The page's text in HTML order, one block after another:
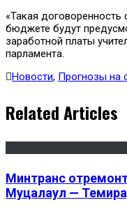
«Такая договоренность
бюджете будут
заработной платы
парламента.
Новости, Прогнозы на
Related Articles
Минтранс
Муцалаул —